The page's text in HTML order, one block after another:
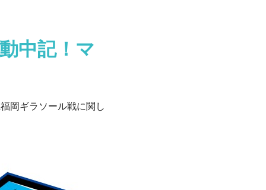
中記！マ
岡ギラソール戦に関し